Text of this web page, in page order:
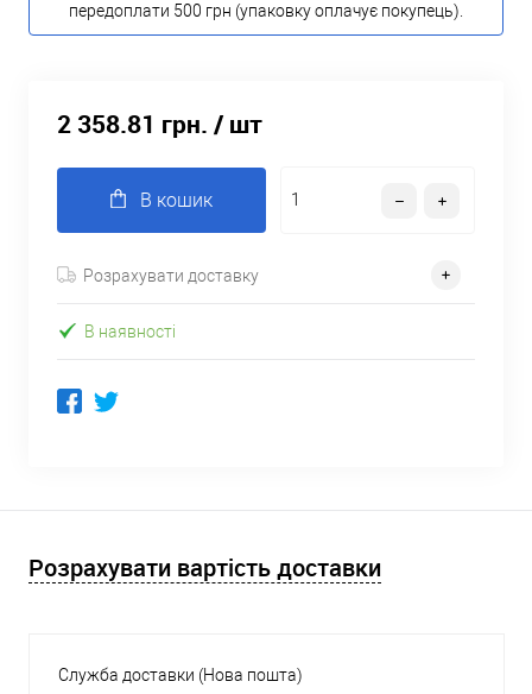
передоплати 500 грн (упаковку оплачує покупець).
2 358.81 грн. / шт
В кошик
Розрахувати доставку
В наявності
Розрахувати вартість доставки
Служба доставки (Нова пошта)